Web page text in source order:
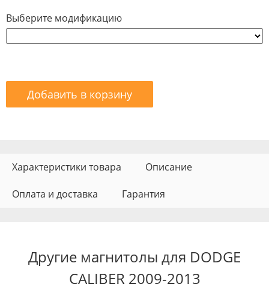
Выберите модификацию
Добавить в корзину
Характеристики товара Описание
Оплата и доставка Гарантия
Другие магнитолы для DODGE
CALIBER 2009-2013